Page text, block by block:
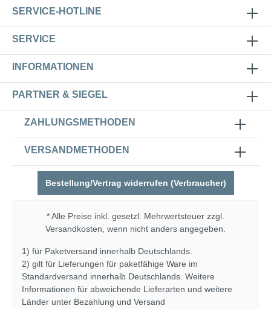
SERVICE-HOTLINE
SERVICE
INFORMATIONEN
PARTNER & SIEGEL
ZAHLUNGSMETHODEN
VERSANDMETHODEN
Bestellung/Vertrag widerrufen (Verbraucher)
* Alle Preise inkl. gesetzl. Mehrwertsteuer zzgl.
Versandkosten , wenn nicht anders angegeben.
1) für Paketversand innerhalb Deutschlands.
2) gilt für Lieferungen für paketfähige Ware im
Standardversand innerhalb Deutschlands. Weitere
Informationen für abweichende Lieferarten und weitere
Länder unter Bezahlung und Versand